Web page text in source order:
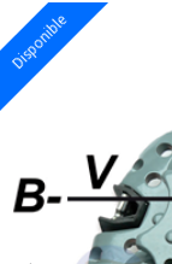
Disponible
Disponible